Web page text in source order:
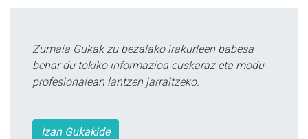
Zumaia Gukak zu bezalako irakurleen babesa
behar du tokiko informazioa euskaraz eta modu
profesionalean lantzen jarraitzeko.
Izan Gukakide